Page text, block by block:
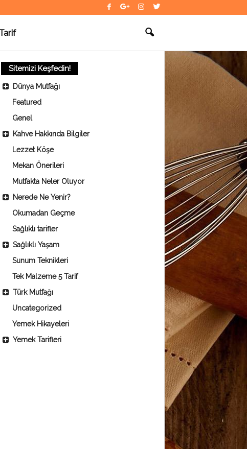
Sitemizi Keşfedin!
Dünya Mutfağı
Featured
Genel
Kahve Hakkında Bilgiler
Lezzet Köşe
Mekan Önerileri
Mutfakta Neler Oluyor
Nerede Ne Yenir?
Okumadan Geçme
Sağlıklı tarifler
Sağlıklı Yaşam
Sunum Teknikleri
Tek Malzeme 5 Tarif
Türk Mutfağı
Uncategorized
Yemek Hikayeleri
Yemek Tarifleri